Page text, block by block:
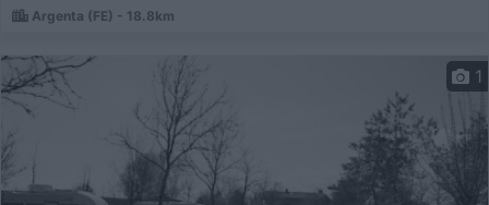
Argenta (FE) - 18.8km
1